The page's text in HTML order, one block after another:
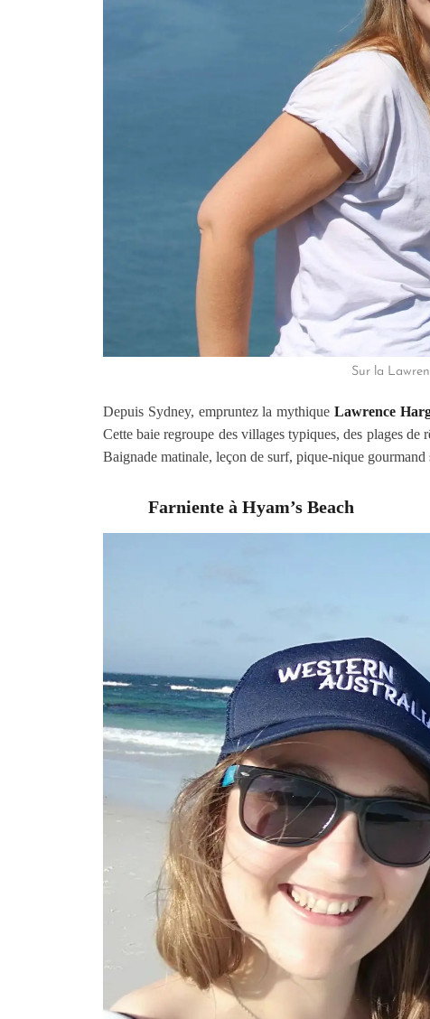
Sur la
Depuis Sydney, empruntez la mythique Lawrence
Cette baie regroupe des villages typiques, des plages
Baignade matinale, leçon de surf, pique-nique
Farniente à Hyam’s Beach